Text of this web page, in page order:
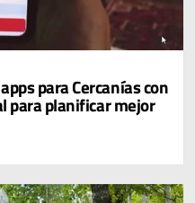
para Cercanías con
para planificar mejor